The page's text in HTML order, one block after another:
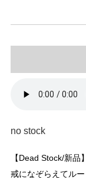
no stock
【Dead Stock/新
戒になぞらえてル